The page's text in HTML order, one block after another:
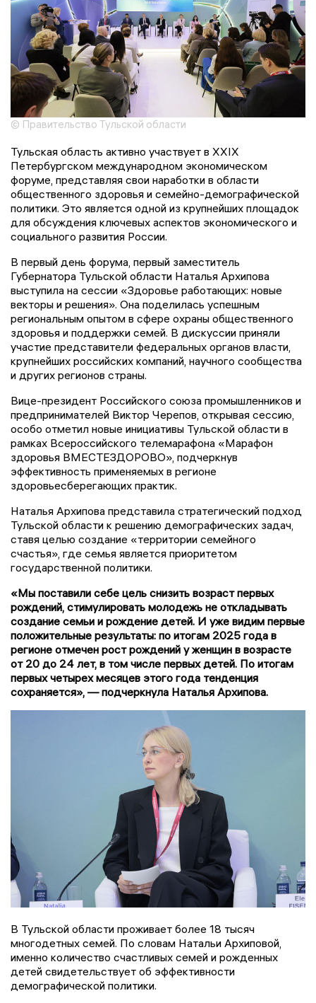
© Правительство Тульской области
Тульская область активно участвует в XXIX
Петербургском международном экономическом
форуме, представляя свои наработки в области
общественного здоровья и семейно-демографической
политики. Это является одной из крупнейших площадок
для обсуждения ключевых аспектов экономического и
социального развития России.
В первый день форума, первый заместитель
Губернатора Тульской области Наталья Архипова
выступила на сессии «Здоровье работающих: новые
векторы и решения». Она поделилась успешным
региональным опытом в сфере охраны общественного
здоровья и поддержки семей. В дискуссии приняли
участие представители федеральных органов власти,
крупнейших российских компаний, научного сообщества
и других регионов страны.
Вице-президент Российского союза промышленников и
предпринимателей Виктор Черепов, открывая сессию,
особо отметил новые инициативы Тульской области в
рамках Всероссийского телемарафона «Марафон
здоровья ВМЕСТЕЗДОРОВО», подчеркнув
эффективность применяемых в регионе
здоровьесберегающих практик.
Наталья Архипова представила стратегический подход
Тульской области к решению демографических задач,
ставя целью создание «территории семейного
счастья», где семья является приоритетом
государственной политики.
«Мы поставили себе цель снизить возраст первых
рождений, стимулировать молодежь не откладывать
создание семьи и рождение детей. И уже видим первые
положительные результаты: по итогам 2025 года в
регионе отмечен рост рождений у женщин в возрасте
от 20 до 24 лет, в том числе первых детей. По итогам
первых четырех месяцев этого года тенденция
сохраняется», — подчеркнула Наталья Архипова.
В Тульской области проживает более 18 тысяч
многодетных семей. По словам Натальи Архиповой,
именно количество счастливых семей и рожденных
детей свидетельствует об эффективности
демографической политики.